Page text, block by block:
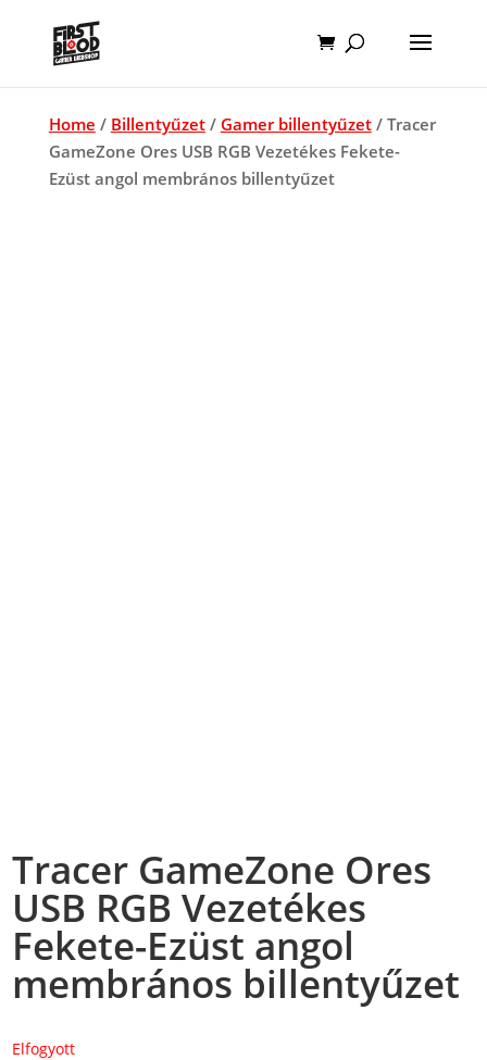
Home / Billentyűzet/ Gamer billentyűzet/ Tracer
GameZone Ores USB RGB Vezetékes Fekete-
Ezüst angol membrános billentyűzet
Tracer GameZone Ores
USB RGB Vezetékes
Fekete-Ezüst angol
membrános billentyűzet
Elfogyott